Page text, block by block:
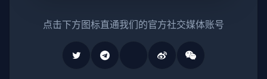
点击下方图标直通我们的官方社交媒体账号